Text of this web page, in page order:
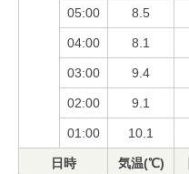
05:00 8.5
04:00 8.1
03:00 9.4
02:00 9.1
01:00 10.1
日時 気温(℃)